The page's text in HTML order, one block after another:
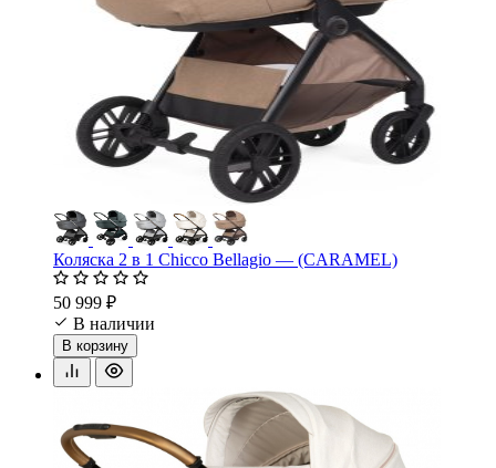
Коляска 2 в 1 Chicco Bellagio — (CARAMEL)
50 999 ₽
В наличии
В корзину